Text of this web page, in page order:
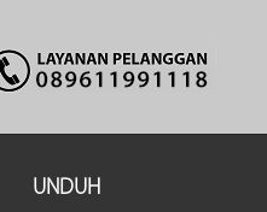
UNDUH